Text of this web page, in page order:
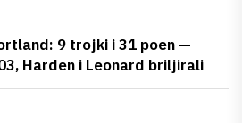
9 trojki i 31 poen —
Harden i Leonard briljirali